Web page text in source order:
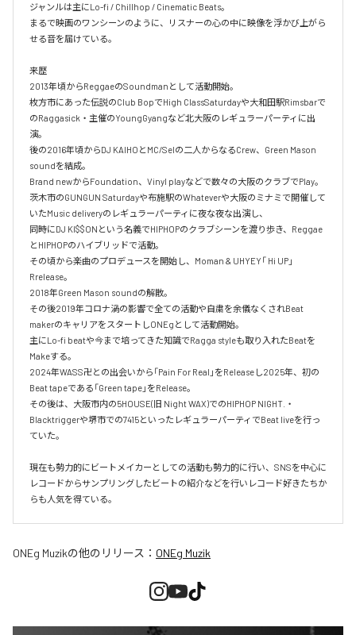
ジャンルは主にLo-fi / Chillhop / Cinematic Beats。
まるで映画のワンシーンのように、リスナーの心の中に映像を浮かび上がら
せる音を届けている。
来歴
2013年頃からReggaeのSoundmanとして活動開始。
枚方市にあった伝説のClub BopでHigh ClassSaturdayや大和田駅Rimsbarで
のRaggasick・主催のYoungGyangなど北大阪のレギュラーパーティに出
演。
後の2016年頃からDJ KAIHOとMC/Selの二人からなるCrew、Green Mason
soundを結成。
Brand newからFoundation、Vinyl playなどで数々の大阪のクラブでPlay。
茨木市のGUNGUN Saturdayや布施駅のWhateverや大阪のミナミで開催して
いたMusic deliveryのレギュラーパーティに夜な夜な出演し、
同時にDJ KI$$ONという名義でHIPHOPのクラブシーンを渡り歩き、Reggae
とHIPHOPのハイブリッドで活動。
その頃から楽曲のプロデュースを開始し、Moman & UHYEY「 Hi UP」
Rrelease。
2018年Green Mason soundの解散。
その後2019年コロナ渦の影響で全ての活動や自粛を余儀なくされBeat
makerのキャリアをスタートしONEgとして活動開始。
主にLo-fi beatや今まで培ってきた知識でRagga styleも取り入れたBeatを
Makeする。
2024年WASS卍との出会いから「Pain For Real」をReleaseし2025年、初の
Beat tapeである「Green tape」をRelease。
その後は、大阪市内の5HOUSE(旧 Night WAX)でのHIPHOP NIGHT.・
Blacktriggerや堺市での7415といったレギュラーパーティでBeat liveを行っ
ていた。
現在も勢力的にビートメイカーとしての活動も勢力的に行い、SNSを中心に
レコードからサンプリングしたビートの紹介などを行いレコード好きたちか
らも人気を得ている。
ONEg Muzikの他のリリース： ONEg Muzik